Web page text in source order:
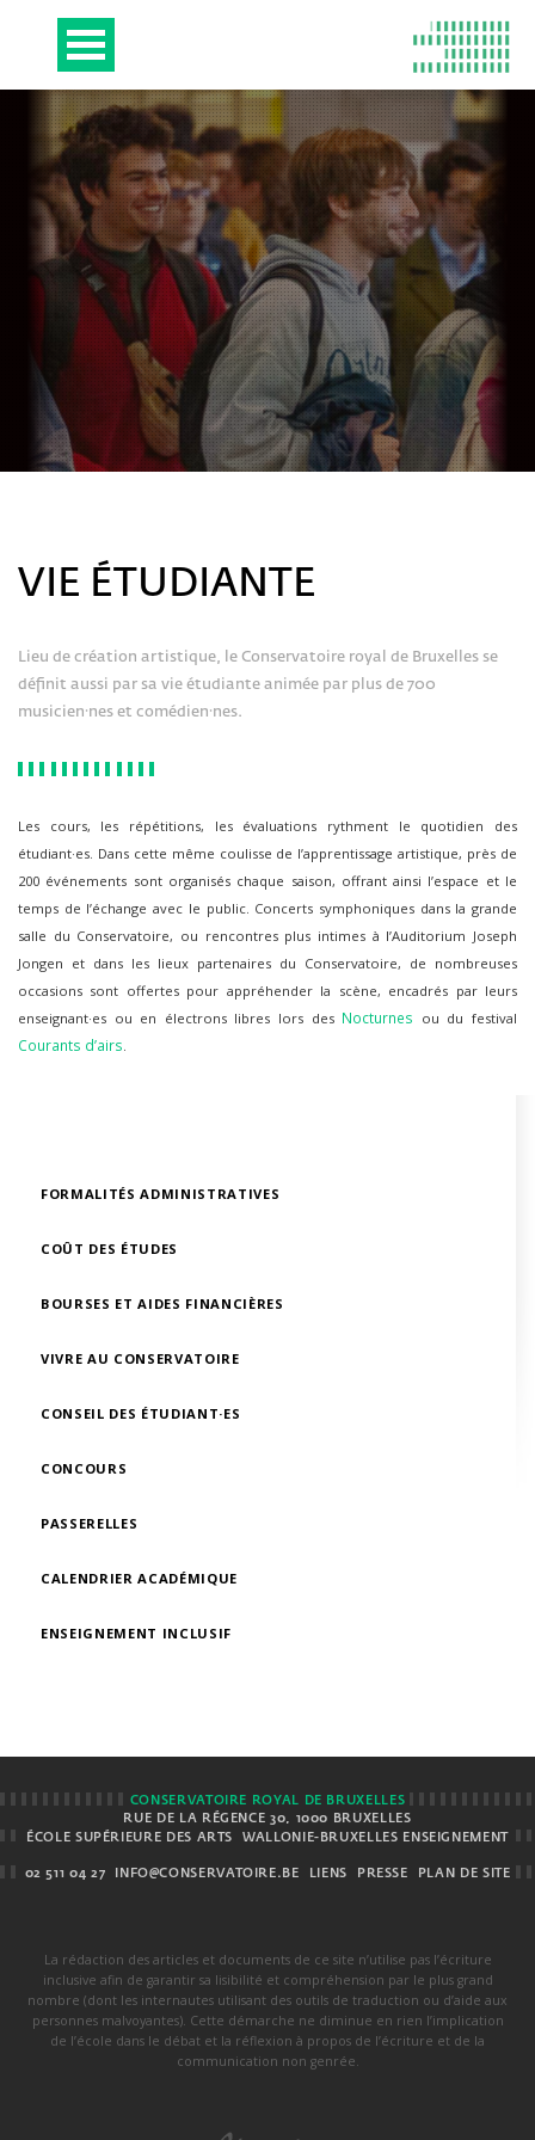
FORMALITÉS ADMINISTRATIVES
COÛT DES ÉTUDES
BOURSES ET AIDES FINANCIÈRES
VIVRE AU CONSERVATOIRE
CONSEIL DES ÉTUDIANT·ES
CONCOURS
PASSERELLES
CALENDRIER ACADÉMIQUE
ENSEIGNEMENT INCLUSIF
VIE ÉTUDIANTE
Lieu de création artistique, le Conservatoire royal de Bruxelles se
définit aussi par sa vie étudiante animée par plus de 700
musicien·nes et comédien·nes.
Les cours, les répétitions, les évaluations rythment le quotidien des
étudiant·es. Dans cette même coulisse de l’apprentissage artistique, près de
200 événements sont organisés chaque saison, offrant ainsi l’espace et le
temps de l’échange avec le public. Concerts symphoniques dans la grande
salle du Conservatoire, ou rencontres plus intimes à l’Auditorium Joseph
Jongen et dans les lieux partenaires du Conservatoire, de nombreuses
occasions sont offertes pour appréhender la scène, encadrés par leurs
enseignant·es ou en électrons libres lors des Nocturnes ou du festival
Courants d’airs.
CONSERVATOIRE ROYAL DE BRUXELLES
RUE DE LA RÉGENCE 30, 1000 BRUXELLES
ÉCOLE SUPÉRIEURE DES ARTS
WALLONIE-BRUXELLES ENSEIGNEMENT
02 511 04 27 INFO@CONSERVATOIRE.BE LIENS PRESSE PLAN DE SITE
La rédaction des articles et documents de ce site n’utilise pas l’écriture
inclusive afin de garantir sa lisibilité et compréhension par le plus grand
nombre (dont les internautes utilisant des outils de traduction ou d’aide aux
personnes malvoyantes). Cette démarche ne diminue en rien l’implication
de l’école dans le débat et la réflexion à propos de l’écriture et de la
communication non genrée.